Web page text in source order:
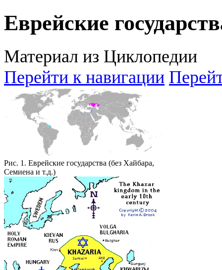
Еврейские
Материал из Циклопедии
Перейти к навигации
Рис. 1. Еврейские государства (без Хайбара,
Семиена и т.д.)